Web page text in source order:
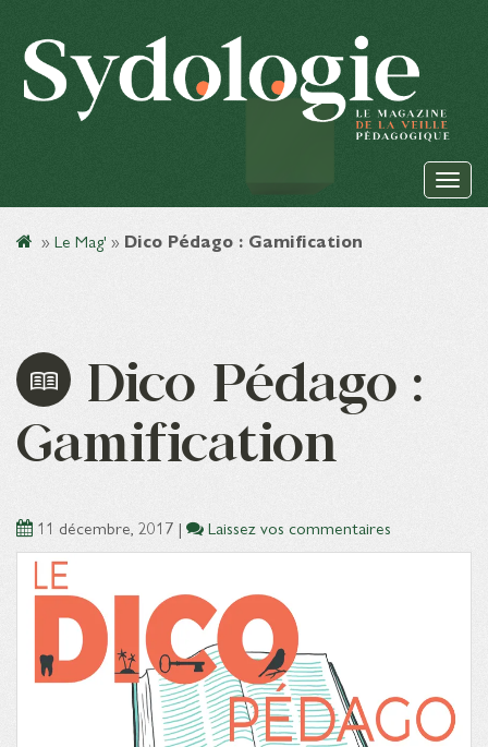
» Le Mag' » Dico Pédago : Gamification
Dico Pédago :
Gamification
11 décembre, 2017 | Laissez vos commentaires